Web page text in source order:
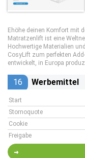
Ehöhe deinen Komfort mit
Matratzenlift ist eine
Hochwertige Materialien
CosyLift zum perfekten
entwickelt, in Europa
16 Werbemittel
Start
Stornoquote
Cookie
Freigabe